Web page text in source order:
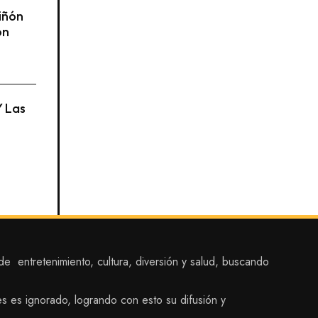
Las
cultura, diversión y salud, buscando
es ignorado, logrando con esto su difusión y